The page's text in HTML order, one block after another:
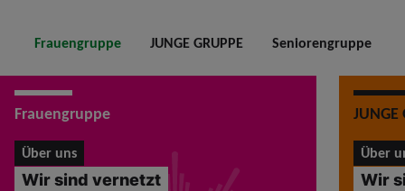
Frauengruppe JUNGE GRUPPE Seniorengruppe
Frauengruppe
Über uns
Wir sind vernetzt
JUNGE
Über
Wir